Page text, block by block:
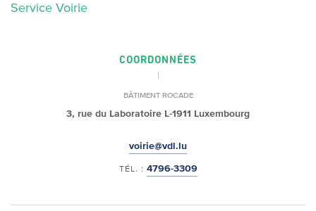
Service Voirie
COORDONNÉES
BÂTIMENT ROCADE
3, rue du Laboratoire L-1911 Luxembourg
voirie@vdl.lu
TÉL. : 4796-3309